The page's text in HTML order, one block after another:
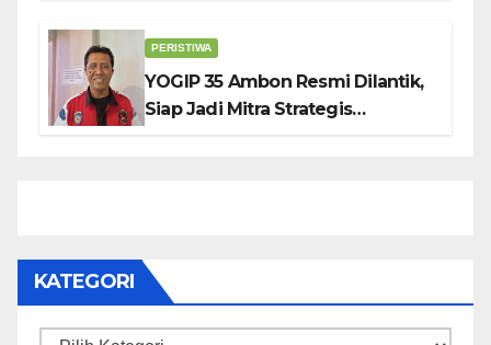
PERISTIWA
YOGIP 35 Ambon Resmi Dilantik,
Siap Jadi Mitra Strategis
KATEGORI